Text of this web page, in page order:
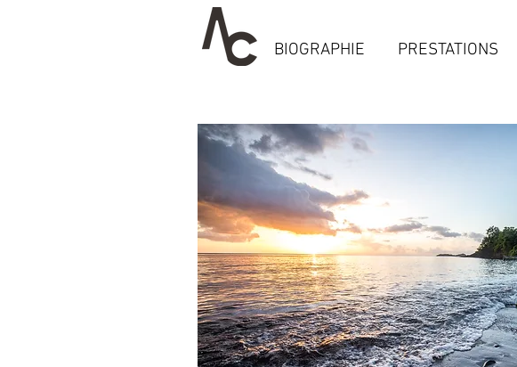
BIOGRAPHIE PRESTATIONS